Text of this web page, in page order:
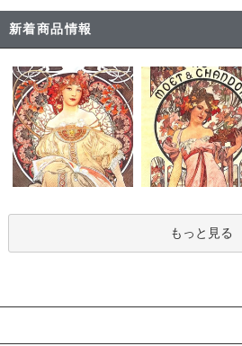
新着商品情報
もっと見る